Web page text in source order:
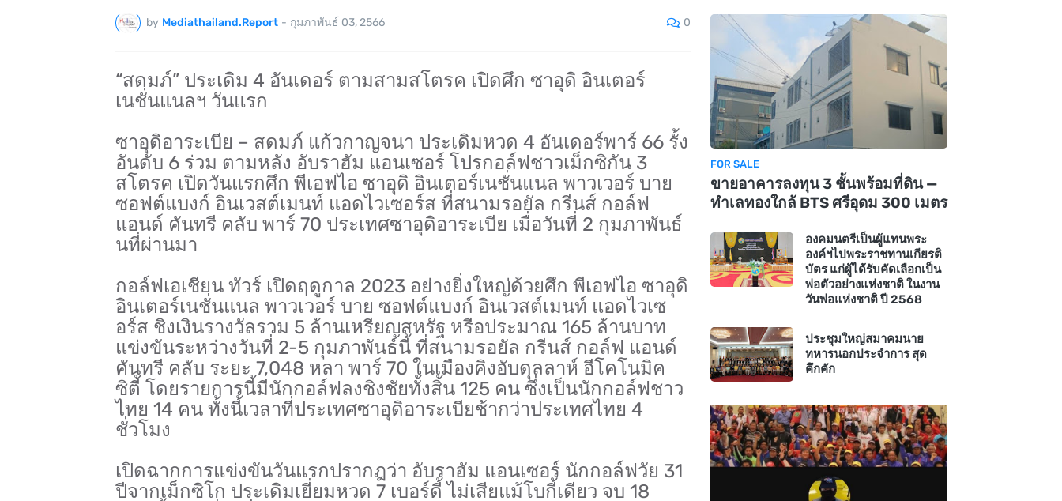
by Mediathailand.Report - กุมภาพันธ์ 03, 2566 0
“สดมภ์” ประเดิม 4 อันเดอร์ ตามสามสโตรค เปิดศึก ซาอุดิ อินเตอร์
เนชั่นแนลฯ วันแรก
ซาอุดิอาระเบีย – สดมภ์ แก้วกาญจนา ประเดิมหวด 4 อันเดอร์พาร์ 66 รั้ง
อันดับ 6 ร่วม ตามหลัง อับราฮัม แอนเซอร์ โปรกอล์ฟชาวเม็กซิกัน 3
สโตรค เปิดวันแรกศึก พีเอฟไอ ซาอุดิ อินเตอร์เนชั่นแนล พาวเวอร์ บาย
ซอฟต์แบงก์ อินเวสต์เมนท์ แอดไวเซอร์ส ที่สนามรอยัล กรีนส์ กอล์ฟ
แอนด์ คันทรี คลับ พาร์ 70 ประเทศซาอุดิอาระเบีย เมื่อวันที่ 2 กุมภาพันธ์
นที่ผ่านมา
กอล์ฟเอเชียน ทัวร์ เปิดฤดูกาล 2023 อย่างยิ่งใหญ่ด้วยศึก พีเอฟไอ ซาอุดิ
อินเตอร์เนชั่นแนล พาวเวอร์ บาย ซอฟต์แบงก์ อินเวสต์เมนท์ แอดไวเซ
อร์ส ชิงเงินรางวัลรวม 5 ล้านเหรียญสหรัฐ หรือประมาณ 165 ล้านบาท
แข่งขันระหว่างวันที่ 2-5 กุมภาพันธ์นี้ ที่สนามรอยัล กรีนส์ กอล์ฟ แอนด์
คันทรี คลับ ระยะ 7,048 หลา พาร์ 70 ในเมืองคิงอับดุลลาห์ อีโคโนมิค
ซิตี้ โดยรายการนี้มีนักกอล์ฟลงชิงชัยทั้งสิ้น 125 คน ซึ่งเป็นนักกอล์ฟชาว
ไทย 14 คน ทั้งนี้เวลาที่ประเทศซาอุดิอาระเบียช้ากว่าประเทศไทย 4
ชั่วโมง
เปิดฉากการแข่งขันวันแรกปรากฎว่า อับราฮัม แอนเซอร์ นักกอล์ฟวัย 31
ปีจากเม็กซิโก ประเดิมเยี่ยมหวด 7 เบอร์ดี้ ไม่เสียแม้โบกี้เดียว จบ 18
FOR SALE
ขายอาคารลงทุน 3 ชั้นพร้อมที่ดิน —
ทำเลทองใกล้ BTS ศรีอุดม 300 เมตร
องคมนตรีเป็นผู้แทนพระ
องค์ฯไปพระราชทานเกียรติ
บัตร แก่ผู้ได้รับคัดเลือกเป็น
พ่อตัวอย่างแห่งชาติ ในงาน
วันพ่อแห่งชาติ ปี 2568
ประชุมใหญ่สมาคมนาย
ทหารนอกประจำการ สุด
คึกคัก